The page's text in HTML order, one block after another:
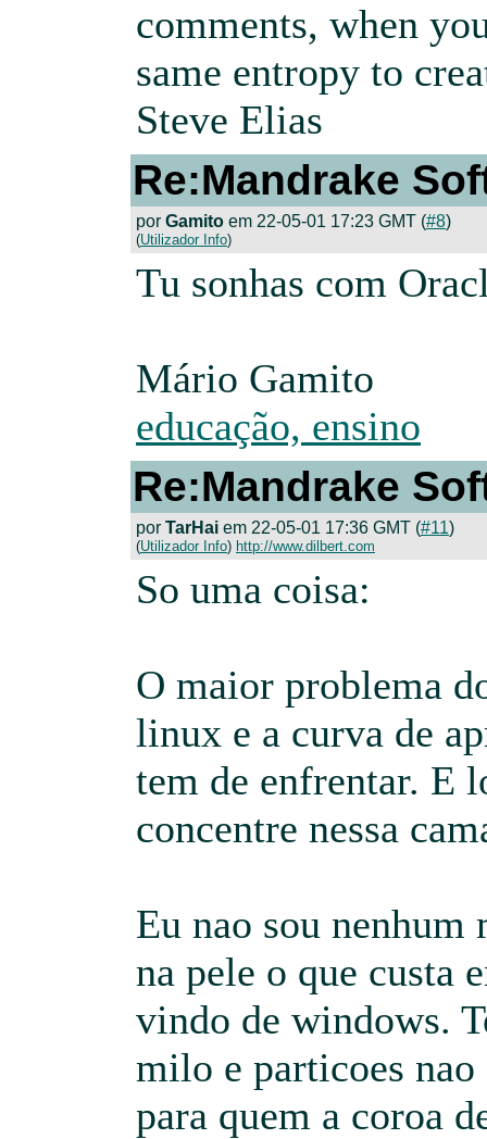
comments, when
same entropy to
Steve Elias
Re:Mandrake
por Gamito em 22-05-01 17:23 GMT (#8)
(Utilizador Info)
Tu sonhas com
Mário Gamito
educação, ensino
Re:Mandrake
por TarHai em 22-05-01 17:36 GMT (#11)
(Utilizador Info) http://www.dilbert.com
So uma coisa:
O maior problema
linux e a curva de
tem de enfrentar. E
concentre nessa
Eu nao sou nenhum
na pele o que custa
vindo de windows.
milo e particoes
para quem a coroa